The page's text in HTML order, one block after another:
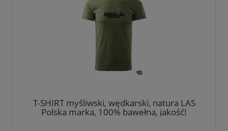
T-SHIRT myśliwski, wędkarski, natura LAS
Polska marka, 100% bawełna, jakość!